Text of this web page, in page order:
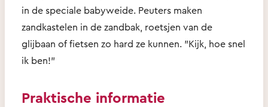
in de speciale babyweide. Peuters maken
zandkastelen in de zandbak, roetsjen van de
glijbaan of fietsen zo hard ze kunnen. "Kijk, hoe snel
ik ben!"
Praktische informatie